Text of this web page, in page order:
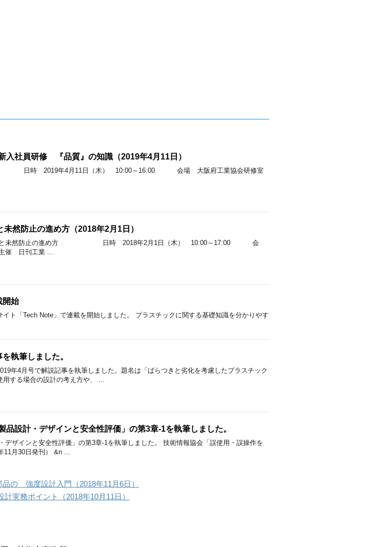
入社員研修 『品質』の知識（2019年4月11日）
日時 2019年4月11日（木） 10:00～16:00 会場 大阪府工業協会研修室
然防止の進め方（2018年2月1日）
防止と未然防止の進め方 日時 2018年2月1日（木） 10:00～17:00 会
催 日刊工業 ...
開始
ト「Tech Note」で連載を開始しました。 プラスチックに関する基礎知識を分かりやす
執筆しました。
年4月号で解説記事を執筆しました。題名は「ばらつきと劣化を考慮したプラスチック
する場合の設計の考え方や、 ...
設計・デザインと安全性評価」の第3章-1を執筆しました。
デザインと安全性評価」の第3章-1を執筆しました。 技術情報協会「誤使用・誤操作を
11月30日発刊） &n ...
の 強度設計入門（2018年11月6日）
実務ポイント（2018年10月11日）